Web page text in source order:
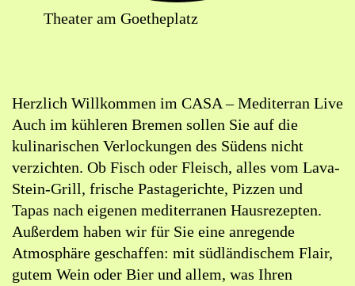
Theater am Goetheplatz
in
Google
Maps
öffnen
(externer
Link)
Herzlich Willkommen im CASA – Mediterran Live
Auch im kühleren Bremen sollen Sie auf die
kulinarischen Verlockungen des Südens nicht
verzichten. Ob Fisch oder Fleisch, alles vom Lava-
Stein-Grill, frische Pastagerichte, Pizzen und
Tapas nach eigenen mediterranen Hausrezepten.
Außerdem haben wir für Sie eine anregende
Atmosphäre geschaffen: mit südländischem Flair,
gutem Wein oder Bier und allem, was Ihren